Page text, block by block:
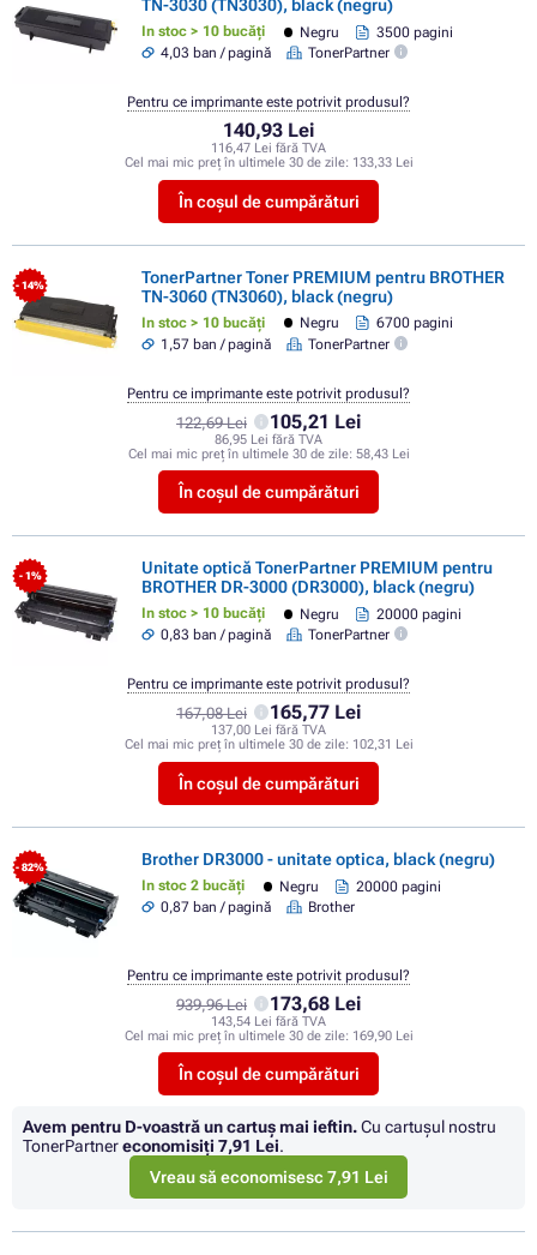
TN-3030 (TN3030), black (negru)
In stoc > 10 bucăți Negru
3500 pagini
4,03 ban / pagină
TonerPartner
140,93 Lei
116,47 Lei fără TVA
Cel mai mic preț în ultimele 30 de zile: 133,33 Lei
În coșul de cumpărături
Pentru ce imprimante este potrivit produsul?
- 14%
TonerPartner Toner PREMIUM pentru BROTHER
TN-3060 (TN3060), black (negru)
In stoc > 10 bucăți Negru
6700 pagini
1,57 ban / pagină
TonerPartner
122,69 Lei 105,21 Lei
86,95 Lei fără TVA
Cel mai mic preț în ultimele 30 de zile: 58,43 Lei
În coșul de cumpărături
Pentru ce imprimante este potrivit produsul?
- 1%
Unitate optică TonerPartner PREMIUM pentru
BROTHER DR-3000 (DR3000), black (negru)
In stoc > 10 bucăți Negru
20000 pagini
0,83 ban / pagină
TonerPartner
167,08 Lei 165,77 Lei
137,00 Lei fără TVA
Cel mai mic preț în ultimele 30 de zile: 102,31 Lei
În coșul de cumpărături
Pentru ce imprimante este potrivit produsul?
- 82% Brother DR3000 - unitate optica, black (negru)
In stoc 2 bucăți Negru
20000 pagini
0,87 ban / pagină
Brother
939,96 Lei 173,68 Lei
143,54 Lei fără TVA
Cel mai mic preț în ultimele 30 de zile: 169,90 Lei
În coșul de cumpărături
Pentru ce imprimante este potrivit produsul?
Avem pentru D-voastră un cartuș mai ieftin.Cu cartuşul nostru
TonerPartnereconomisiţi 7,91 Lei.
Vreau să economisesc 7,91 Lei